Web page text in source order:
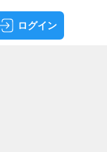
ログイン